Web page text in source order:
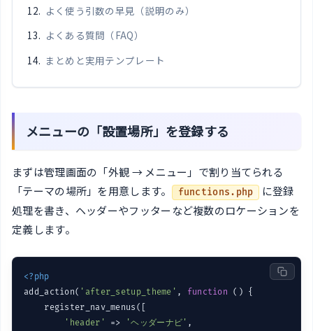
よく使う引数の早見（説明のみ）
よくある質問（FAQ）
まとめと実用テンプレート
メニューの「設置場所」を登録する
まずは管理画面の「外観 → メニュー」で割り当てられる
「テーマの場所」を用意します。
functions.php
に登録
処理を書き、ヘッダーやフッターなど複数のロケーションを
定義します。
<?php
add_action( 'after_setup_theme' , function () {
    register_nav_menus([
'header'
=> 'ヘッダーナビ' ,